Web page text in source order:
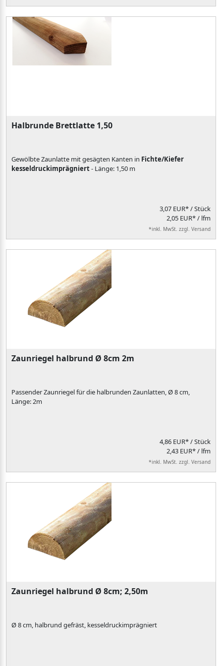
Halbrunde Brettlatte 1,50
Gewölbte Zaunlatte mit gesägten Kanten in Fichte/Kiefer
kesseldruckimprägniert- Länge: 1,50 m
3,07 EUR*/ Stück
2,05 EUR* / lfm
*inkl. MwSt. zzgl. Versand
Zaunriegel halbrund Ø 8cm 2m
Passender Zaunriegel für die halbrunden Zaunlatten, Ø 8 cm,
Länge: 2m
4,86 EUR*/ Stück
2,43 EUR* / lfm
*inkl. MwSt. zzgl. Versand
Zaunriegel halbrund Ø 8cm; 2,50m
Ø 8 cm, halbrund gefräst, kesseldruckimprägniert